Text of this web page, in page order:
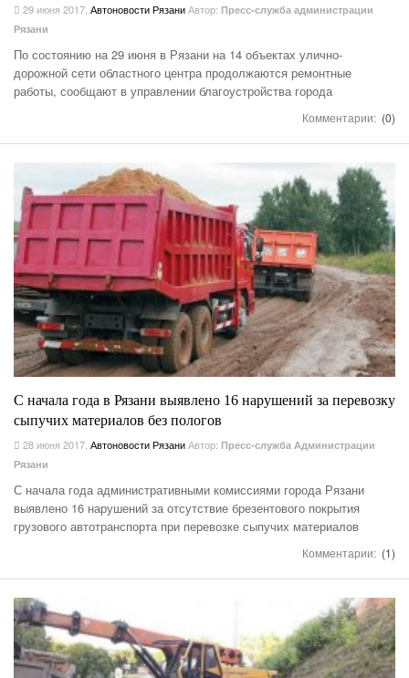
29 июня 2017 Автоновости РязаниАвтор: Пресс-служба администрации
Рязани
По состоянию на 29 июня в Рязани на 14 объектах улично-
дорожной сети областного центра продолжаются ремонтные
работы, сообщают в управлении благоустройства города
Комментарии: (0)
С начала года в Рязани выявлено 16 нарушений за перевозку
сыпучих материалов без пологов
28 июня 2017, Автоновости РязаниАвтор: Пресс-служба Администрации
Рязани
С начала года административными комиссиями города Рязани
выявлено 16 нарушений за отсутствие брезентового покрытия
грузового автотранспорта при перевозке сыпучих материалов
Комментарии: (1)